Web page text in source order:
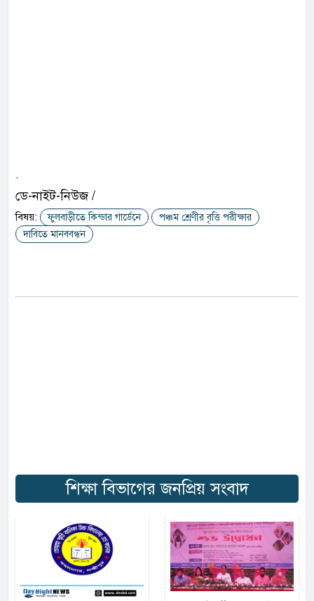
.
ডে-নাইট-নিউজ /
বিষয়: ফুলবাড়ীতে কিন্ডার গার্ডেনে
পঞ্চম শ্রেণীর বৃত্তি পরীক্ষার
দাবিতে মানববন্ধন
শিক্ষা বিভাগের জনপ্রিয় সংবাদ